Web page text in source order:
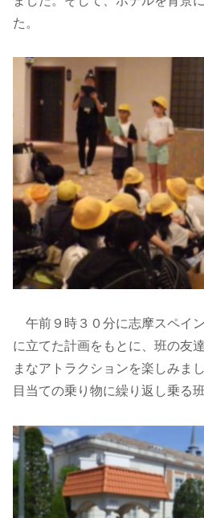
た。
午前９時３０分に志摩スペイ
に立てた計画をもとに、班の友
まなアトラクションを楽しみま
目当ての乗り物に繰り返し乗る